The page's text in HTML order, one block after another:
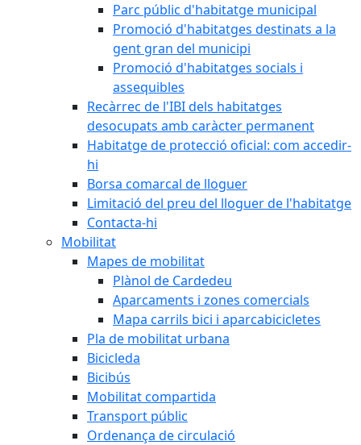
Parc públic d'habitatge municipal
Promoció d'habitatges destinats a la
gent gran del municipi
Promoció d'habitatges socials i
assequibles
Recàrrec de l'IBI dels habitatges
desocupats amb caràcter permanent
Habitatge de protecció oficial: com accedir-
hi
Borsa comarcal de lloguer
Limitació del preu del lloguer de l'habitatge
Contacta-hi
Mobilitat
Mapes de mobilitat
Plànol de Cardedeu
Aparcaments i zones comercials
Mapa carrils bici i aparcabicicletes
Pla de mobilitat urbana
Bicicleda
Bicibús
Mobilitat compartida
Transport públic
Ordenança de circulació